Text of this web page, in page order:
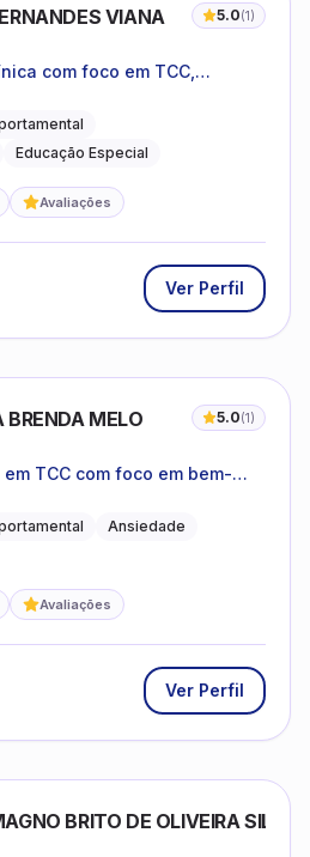
VIANA 5.0(1)
com foco em TCC,
Educação Especial
Avaliações
Ver Perfil
BRENDA MELO 5.0(1)
TCC com foco em bem-
Ansiedade
Avaliações
Ver Perfil
BRITO DE OLIVEIRA SILVA